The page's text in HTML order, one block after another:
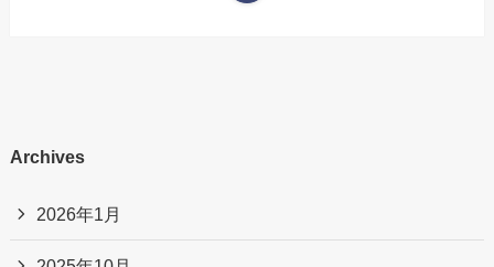
Archives
2026年1月